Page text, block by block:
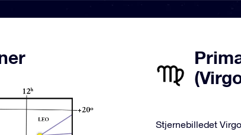
Stjernebilledet